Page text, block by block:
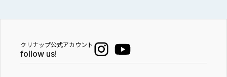
クリナップ公式アカウント
follow us!